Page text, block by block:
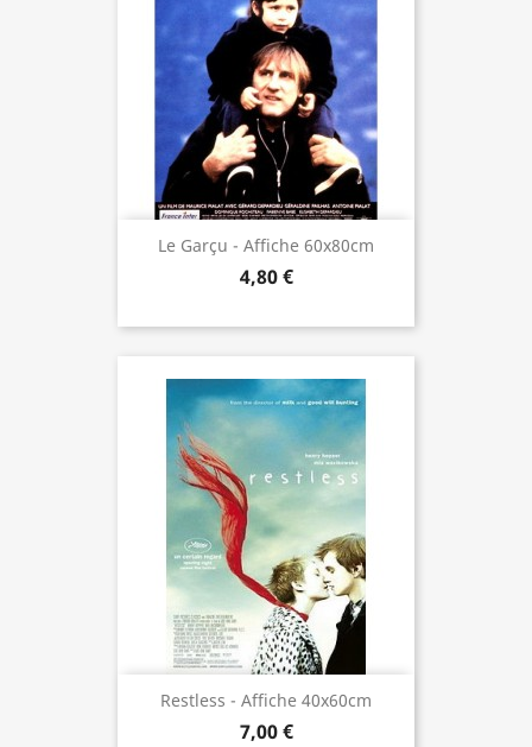
Le Garçu - Affiche 60x80cm
4,80 €
Restless - Affiche 40x60cm
7,00 €